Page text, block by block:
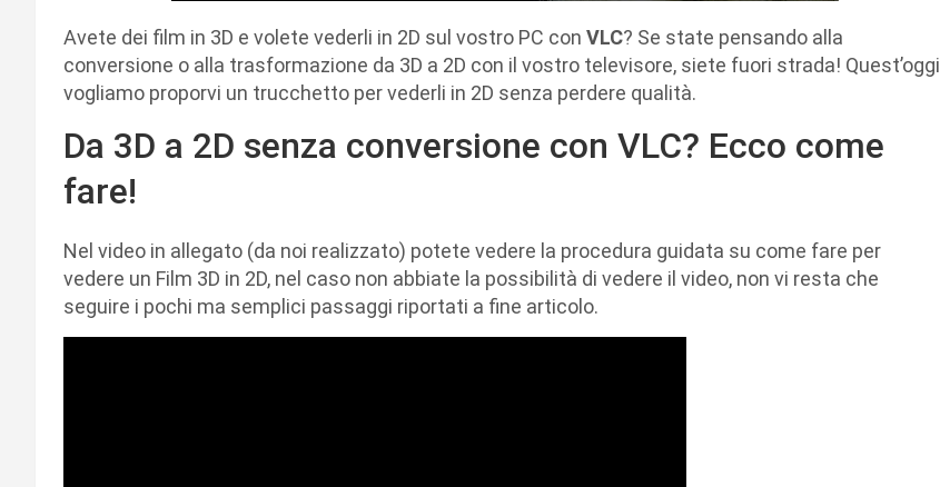
Avete dei film in 3D e volete vederli in 2D sul vostro PC con VLC? Se state pensando alla
conversione o alla trasformazione da 3D a 2D con il vostro televisore, siete fuori strada! Quest’oggi
vogliamo proporvi un trucchetto per vederli in 2D senza perdere qualità.
Da 3D a 2D senza conversione con VLC? Ecco come
fare!
Nel video in allegato (da noi realizzato) potete vedere la procedura guidata su come fare per
vedere un Film 3D in 2D, nel caso non abbiate la possibilità di vedere il video, non vi resta che
seguire i pochi ma semplici passaggi riportati a fine articolo.